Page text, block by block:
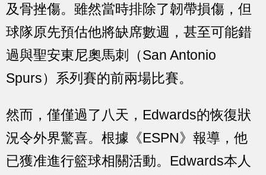
及骨挫傷。雖然當時排除了韌帶損傷，但
球隊原先預估他將缺席數週，甚至可能錯
過與聖安東尼奧馬刺（San Antonio
Spurs）系列賽的前兩場比賽。
然而，僅僅過了八天，Edwards的恢復狀
況令外界驚喜。根據《ESPN》報導，他
已獲准進行籃球相關活動。Edwards本人